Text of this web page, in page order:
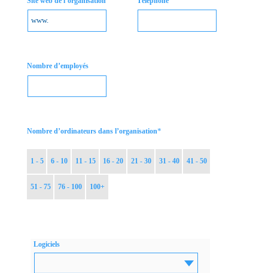
Nombre d’employés
Nombre d’ordinateurs dans l’organisation*
1 - 5 6 - 10 11 - 15 16 - 20 21 - 30 31 - 40 41 - 50
51 - 75 76 - 100 100+
Logiciels